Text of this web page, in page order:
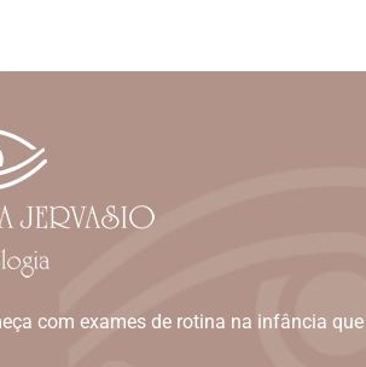
com exames de rotina na infância